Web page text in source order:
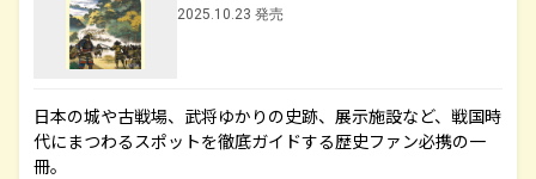
2025.10.23 発売
日本の城や古戦場、武将ゆかりの史跡、展示施設など、戦国時
代にまつわるスポットを徹底ガイドする歴史ファン必携の一
冊。